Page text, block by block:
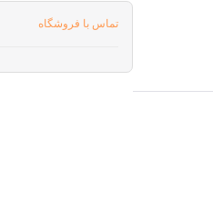
تماس با فروشگاه